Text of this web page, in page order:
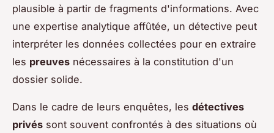
plausible à partir de fragments d'informations. Avec
une expertise analytique affûtée, un détective peut
interpréter les données collectées pour en extraire
les preuves nécessaires à la constitution d'un
dossier solide.
Dans le cadre de leurs enquêtes, les détectives
privés sont souvent confrontés à des situations où